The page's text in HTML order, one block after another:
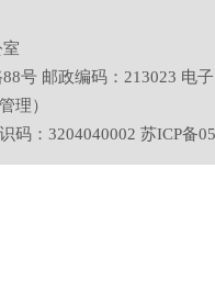
号 邮政编码：213023 电
理）
码：3204040002 苏ICP备